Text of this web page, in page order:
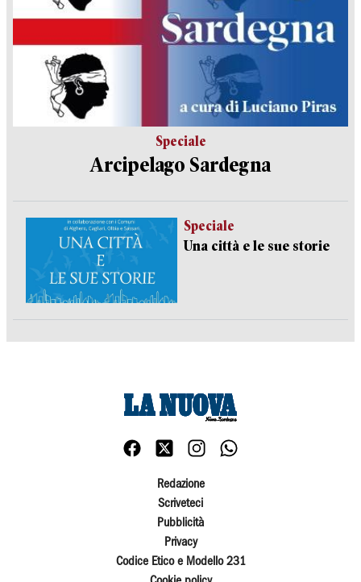
Speciale
Arcipelago Sardegna
Speciale
Una città e le sue storie
Redazione
Scriveteci
Pubblicità
Privacy
Codice Etico e Modello 231